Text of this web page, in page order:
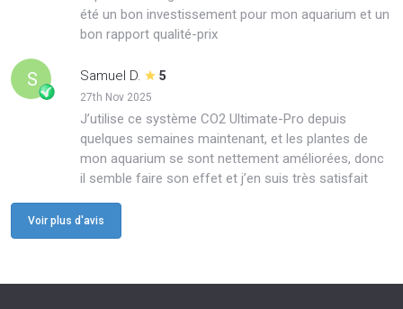
été un bon investissement pour mon aquarium et un
bon rapport qualité-prix
S Samuel D. 5
27th Nov 2025
J’utilise ce système CO2 Ultimate-Pro depuis
quelques semaines maintenant, et les plantes de
mon aquarium se sont nettement améliorées, donc
il semble faire son effet et j’en suis très satisfait
Voir plus d'avis